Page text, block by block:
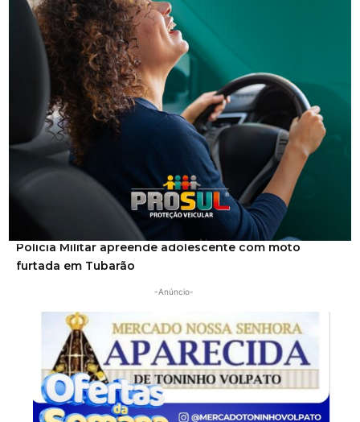
Segurança
Homem procurado pela Justiça é preso em Orleans
Polícia Militar apreende adolescente com moto
furtada em Tubarão
-Anúncio-